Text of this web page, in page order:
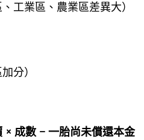
工業區、農業區差異大）
分）
× 成數 − 一胎尚未償還本金